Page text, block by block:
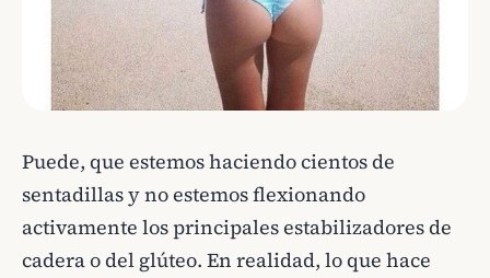
Puede, que estemos haciendo cientos de
sentadillas y no estemos flexionando
activamente los principales estabilizadores de
cadera o del glúteo. En realidad, lo que hace